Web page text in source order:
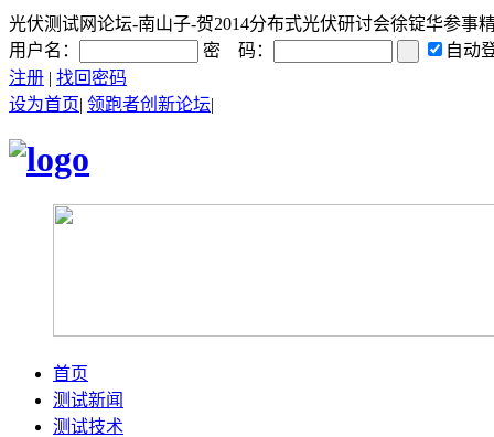
光伏测试网论坛-南山子-贺2014分布式光伏研讨会徐锭华参事
用户名：
密 码：
自动
注册 | 找回密码
设为首页| 领跑者创新论坛|
首页
测试新闻
测试技术